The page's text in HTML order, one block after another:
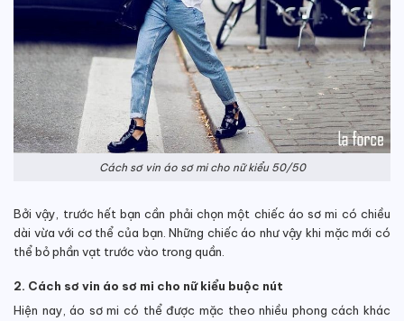
Cách sơ vin áo sơ mi cho nữ kiểu 50/50
Bởi vậy, trước hết bạn cần phải chọn một chiếc áo sơ mi có chiều
dài vừa với cơ thể của bạn. Những chiếc áo như vậy khi mặc mới có
thể bỏ phần vạt trước vào trong quần.
2. Cách sơ vin áo sơ mi cho nữ kiểu buộc nút
Hiện nay, áo sơ mi có thể được mặc theo nhiều phong cách khác